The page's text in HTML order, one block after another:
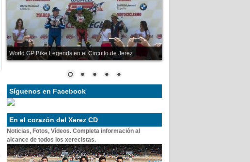
World GP Bike Legends en el Circuito de Jerez
Síguenos en Facebook
En el corazón del Xerez CD
Noticias, Fotos, Vídeos. Completa información al
alcance de todos los xerecistas.